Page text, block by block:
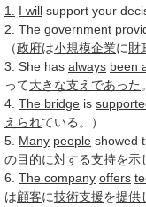
1. I will support your
2. The government
（政府は小規模企業に財
3. She has always been
って大きな支え であった
4. The bridge is
えられている。）
5. Many people showed
の目的に対する支持を示
6. The company offers
は顧客に技術支援を提供